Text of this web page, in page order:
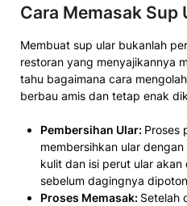
Cara Memasak Sup
Membuat sup ular bukanlah
restoran yang menyajikannya
tahu bagaimana cara
berbau amis dan tetap enak
Pembersihan Ular: Proses
membersihkan ular
kulit dan isi perut ular
sebelum dagingnya
Proses Memasak: Setelah